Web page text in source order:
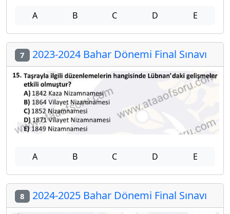
A B C D E
7 2023-2024 Bahar Dönemi Final Sınavı
A B C D E
8 2024-2025 Bahar Dönemi Final Sınavı